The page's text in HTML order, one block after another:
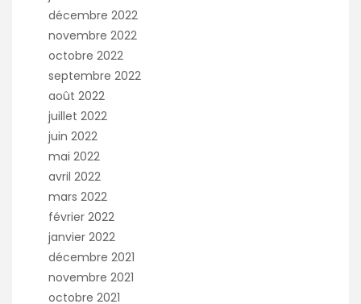
décembre 2022
novembre 2022
octobre 2022
septembre 2022
août 2022
juillet 2022
juin 2022
mai 2022
avril 2022
mars 2022
février 2022
janvier 2022
décembre 2021
novembre 2021
octobre 2021